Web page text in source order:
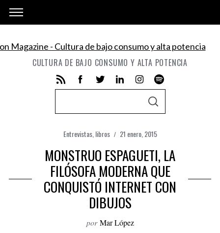
CULTURA DE BAJO CONSUMO Y ALTA POTENCIA
c
h
f
o
S
C
H
Entrevistas, libros 21 enero, 2015
MONSTRUO ESPAGUETI, LA
FILÓSOFA MODERNA QUE
CONQUISTÓ INTERNET CON
DIBUJOS
por Mar López